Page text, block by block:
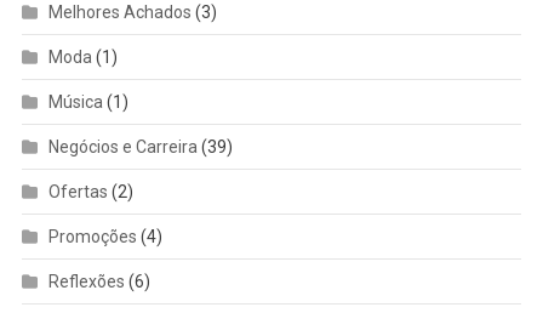
Melhores Achados (3)
Moda (1)
Música (1)
Negócios e Carreira (39)
Ofertas (2)
Promoções (4)
Reflexões (6)